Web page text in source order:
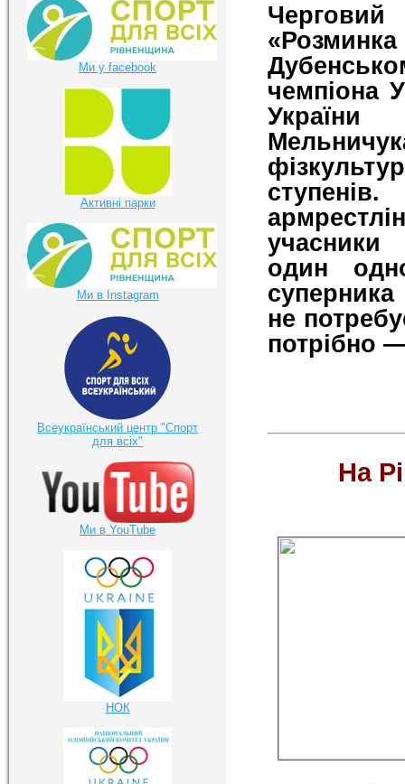
чемпіона
учасники
один
не
потрібно
На
Ми у facebook
Активні парки
Ми в Instagram
Всеукраїнський центр "Спорт
для всіх"
Ми в YouTube
НОК